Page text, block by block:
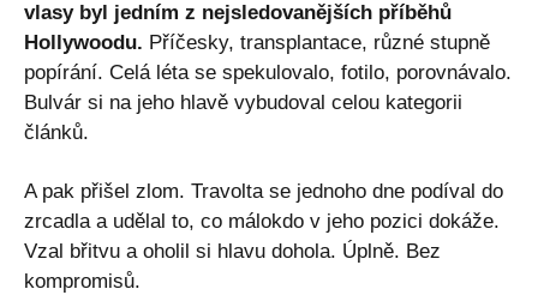
vlasy byl jedním z nejsledovanějších příběhů
Hollywoodu. Příčesky, transplantace, různé stupně
popírání. Celá léta se spekulovalo, fotilo, porovnávalo.
Bulvár si na jeho hlavě vybudoval celou kategorii
článků.
A pak přišel zlom. Travolta se jednoho dne podíval do
zrcadla a udělal to, co málokdo v jeho pozici dokáže.
Vzal břitvu a oholil si hlavu dohola. Úplně. Bez
kompromisů.